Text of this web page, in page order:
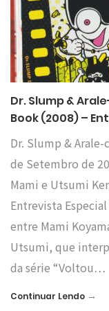
Dr. Slump &
Book (2008) –
Dr. Slump &
de Setembro de
Mami e Utsumi
Entrevista
entre Mami
Utsumi, que
da série “Voltou…
Continuar Lendo →